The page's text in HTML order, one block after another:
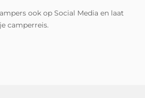
ook op Social Media en laat
camperreis.